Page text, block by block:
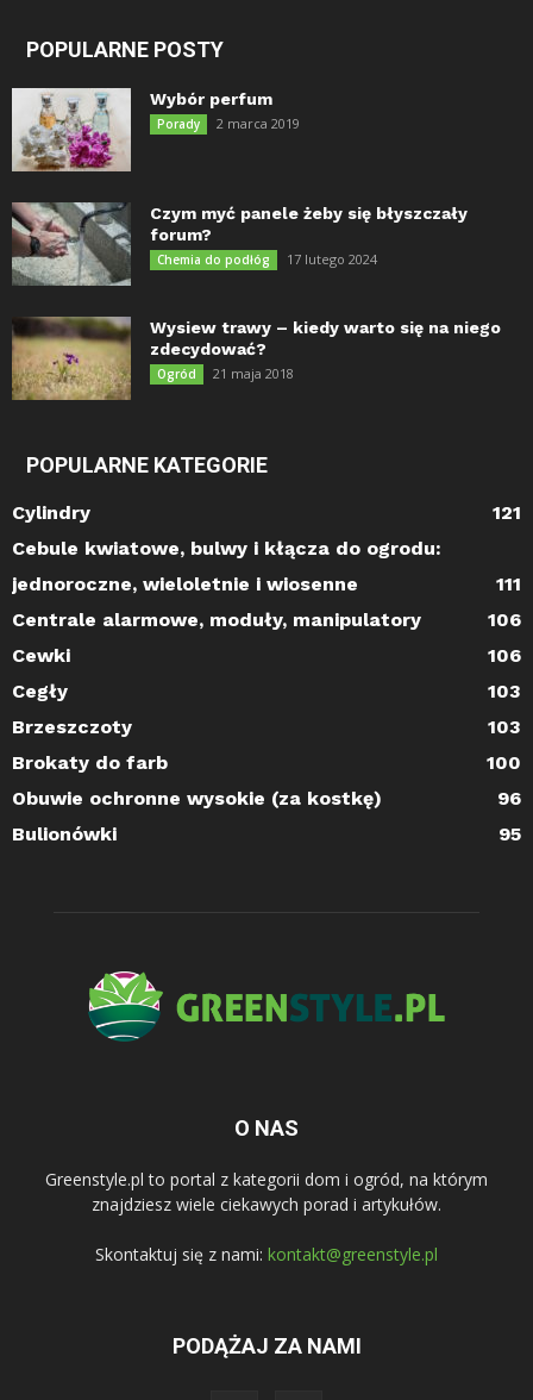
POPULARNE POSTY
Wybór perfum
Porady 2 marca 2019
Czym myć panele żeby się błyszczały
forum?
Chemia do podłóg 17 lutego 2024
Wysiew trawy – kiedy warto się na niego
zdecydować?
Ogród 21 maja 2018
POPULARNE KATEGORIE
Cylindry
121
Cebule kwiatowe, bulwy i kłącza do ogrodu:
jednoroczne, wieloletnie i wiosenne
111
Centrale alarmowe, moduły, manipulatory
106
Cewki
106
Cegły
103
Brzeszczoty
103
Brokaty do farb
100
Obuwie ochronne wysokie (za kostkę)
96
Bulionówki
95
O NAS
Greenstyle.pl to portal z kategorii dom i ogród, na którym
znajdziesz wiele ciekawych porad i artykułów.
Skontaktuj się z nami: kontakt@greenstyle.pl
PODĄŻAJ ZA NAMI